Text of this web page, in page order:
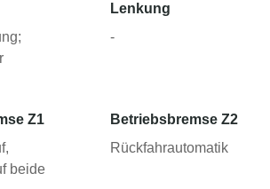
Lenkung
-
Z1
beide
Betriebsbremse Z2
Rückfahrautomatik